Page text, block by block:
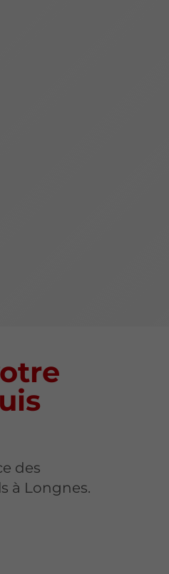
des
à Longnes.